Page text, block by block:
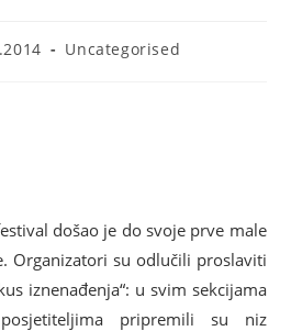
Uncategorised
došao je do svoje prve male
Organizatori su odlučili proslaviti
iznenađenja“: u svim sekcijama
pripremili su niz